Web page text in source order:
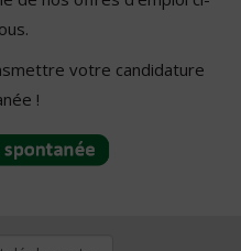
votre candidature
!